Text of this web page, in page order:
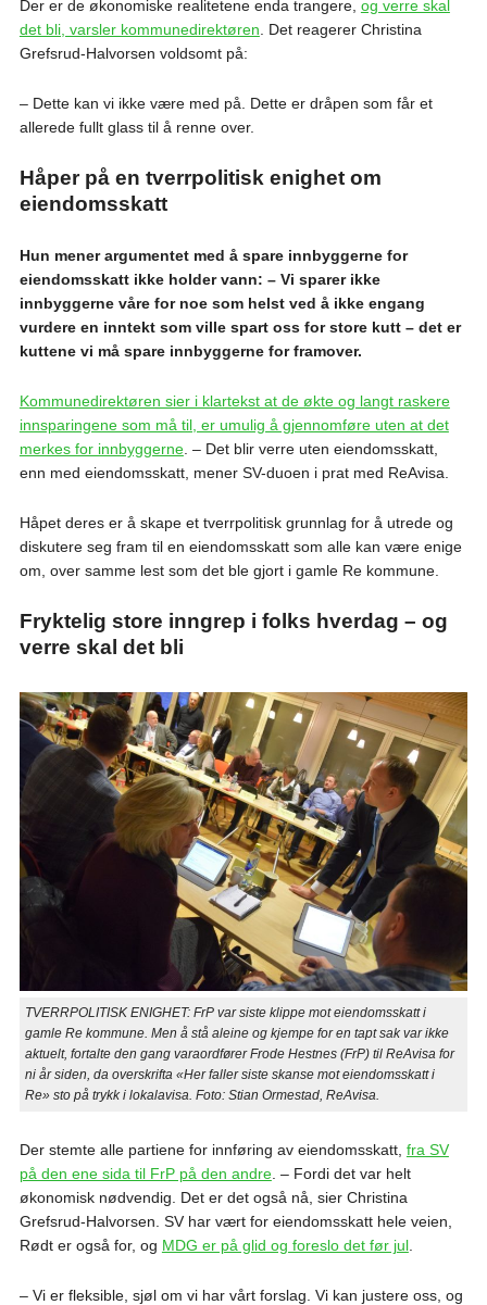
Der er de økonomiske realitetene enda trangere, og verre skal
det bli, varsler kommunedirektøren . Det reagerer Christina
Grefsrud-Halvorsen voldsomt på:
– Dette kan vi ikke være med på. Dette er dråpen som får et
allerede fullt glass til å renne over.
Håper på en tverrpolitisk enighet om
eiendomsskatt
Hun mener argumentet med å spare innbyggerne for
eiendomsskatt ikke holder vann: – Vi sparer ikke
innbyggerne våre for noe som helst ved å ikke engang
vurdere en inntekt som ville spart oss for store kutt – det er
kuttene vi må spare innbyggerne for framover.
Kommunedirektøren sier i klartekst at de økte og langt raskere
innsparingene som må til, er umulig å gjennomføre uten at det
merkes for innbyggerne. – Det blir verre uten eiendomsskatt,
enn med eiendomsskatt, mener SV-duoen i prat med ReAvisa.
Håpet deres er å skape et tverrpolitisk grunnlag for å utrede og
diskutere seg fram til en eiendomsskatt som alle kan være enige
om, over samme lest som det ble gjort i gamle Re kommune.
Fryktelig store inngrep i folks hverdag – og
verre skal det bli
TVERRPOLITISK ENIGHET: FrP var siste klippe mot eiendomsskatt i
gamle Re kommune. Men å stå aleine og kjempe for en tapt sak var ikke
aktuelt, fortalte den gang varaordfører Frode Hestnes (FrP) til ReAvisa for
ni år siden, da overskrifta «Her faller siste skanse mot eiendomsskatt i
Re» sto på trykk i lokalavisa. Foto: Stian Ormestad, ReAvisa.
Der stemte alle partiene for innføring av eiendomsskatt, fra SV
på den ene sida til FrP på den andre. – Fordi det var helt
økonomisk nødvendig. Det er det også nå, sier Christina
Grefsrud-Halvorsen. SV har vært for eiendomsskatt hele veien,
Rødt er også for, og MDG er på glid og foreslo det før jul.
– Vi er fleksible, sjøl om vi har vårt forslag. Vi kan justere oss, og